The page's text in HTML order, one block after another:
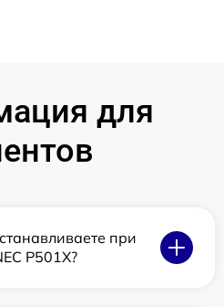
для
при
P501X?